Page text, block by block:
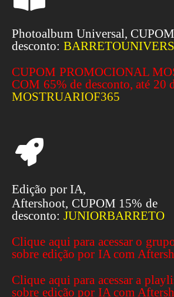
Photoalbum Universal,
desconto:
CUPOM PROMOCIONAL
COM 65% de desconto, até 20
MOSTRUARIOF365
Edição por IA,
Aftershoot, CUPOM 15% de
desconto: JUNIORBARRETO
Clique aqui para acessar o
sobre edição por IA com
Clique aqui para acessar a
sobre edição por IA com